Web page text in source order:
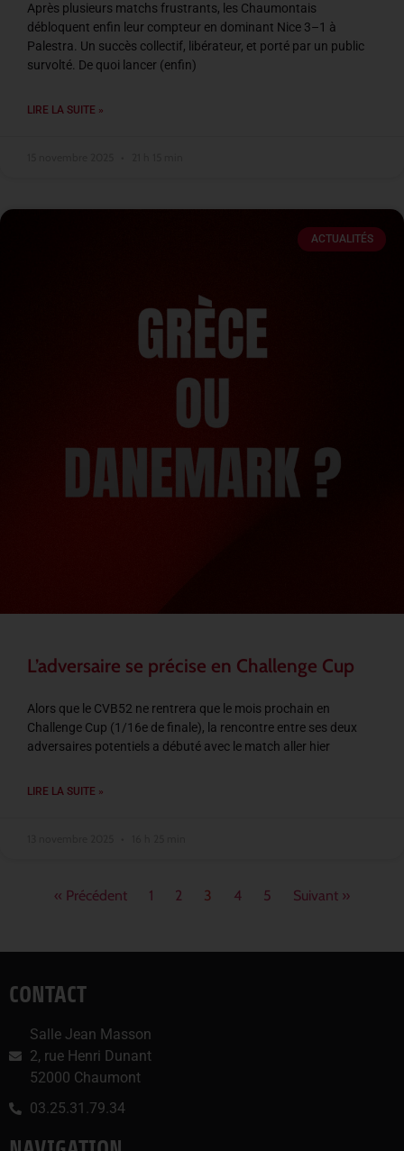
Après plusieurs matchs frustrants, les Chaumontais
débloquent enfin leur compteur en dominant Nice 3–1 à
Palestra. Un succès collectif, libérateur, et porté par un public
survolté. De quoi lancer (enfin)
LIRE LA SUITE »
ACTUALITÉS
L’adversaire se précise en Challenge Cup
Alors que le CVB52 ne rentrera que le mois prochain en
Challenge Cup (1/16e de finale), la rencontre entre ses deux
adversaires potentiels a débuté avec le match aller hier
LIRE LA SUITE »
« Précédent 1 2 3 4 5 Suivant »
CONTACT
Salle Jean Masson
2, rue Henri Dunant
52000 Chaumont
03.25.31.79.34